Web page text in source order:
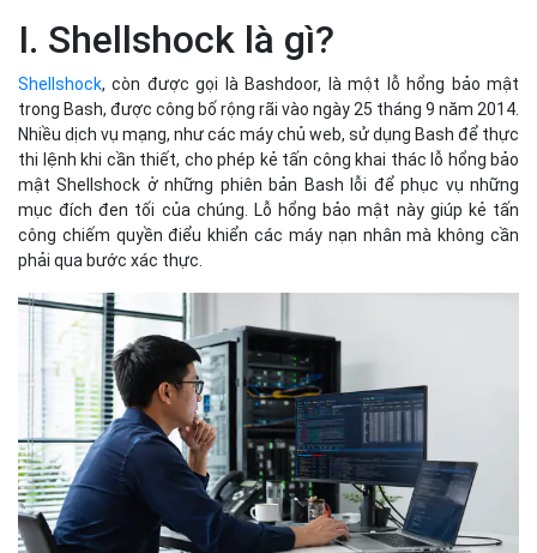
I. Shellshock là gì?
Shellshock, còn được gọi là Bashdoor, là một lỗ hổng bảo mật
trong Bash, được công bố rộng rãi vào ngày 25 tháng 9 năm 2014.
Nhiều dịch vụ mạng, như các máy chủ web, sử dụng Bash để thực
thi lệnh khi cần thiết, cho phép kẻ tấn công khai thác lỗ hổng bảo
mật Shellshock ở những phiên bản Bash lỗi để phục vụ những
mục đích đen tối của chúng. Lỗ hổng bảo mật này giúp kẻ tấn
công chiếm quyền điểu khiển các máy nạn nhân mà không cần
phải qua bước xác thực.